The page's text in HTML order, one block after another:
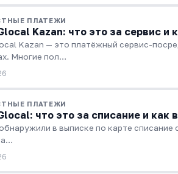
ПЛАТЕЖИ
Kazan: что это за сервис и
Kazan — это платёжный сервис-
Многие пол…
ПЛАТЕЖИ
что это за списание и как
в выписке по карте списание